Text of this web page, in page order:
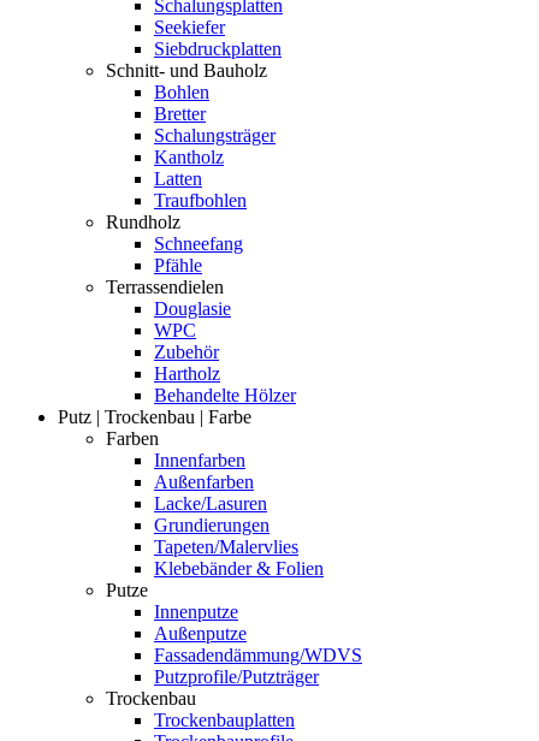
Schalungsplatten
Seekiefer
Siebdruckplatten
Schnitt- und Bauholz
Bohlen
Bretter
Schalungsträger
Kantholz
Latten
Traufbohlen
Rundholz
Schneefang
Pfähle
Terrassendielen
Douglasie
WPC
Zubehör
Hartholz
Behandelte Hölzer
Putz | Trockenbau | Farbe
Farben
Innenfarben
Außenfarben
Lacke/Lasuren
Grundierungen
Tapeten/Malervlies
Klebebänder & Folien
Putze
Innenputze
Außenputze
Fassadendämmung/WDVS
Putzprofile/Putzträger
Trockenbau
Trockenbauplatten